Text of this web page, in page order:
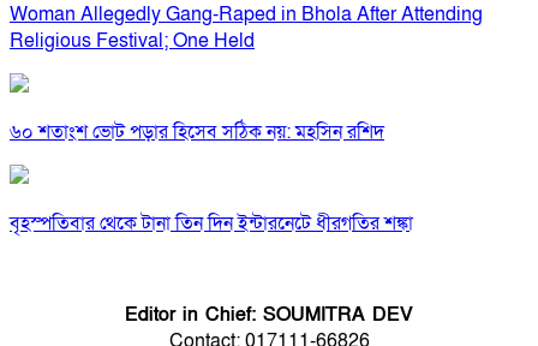
Woman Allegedly Gang-Raped in Bhola After Attending
Religious Festival; One Held
৬০ শতাংশ ভোট পড়ার হিসেব সঠিক নয়: মহসিন রশিদ
বৃহস্পতিবার থেকে টানা তিন দিন ইন্টারনেটে ধীরগতির শঙ্কা
Editor in Chief: SOUMITRA DEV